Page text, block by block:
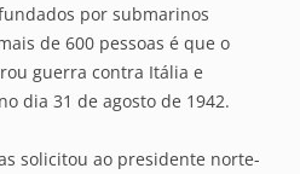
por submarinos
de 600 pessoas é que o
guerra contra Itália e
dia 31 de agosto de 1942.
solicitou ao presidente norte-